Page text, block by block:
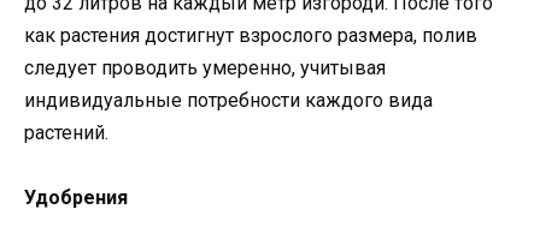
как растения достигнут взрослого размера, полив
следует проводить умеренно, учитывая
индивидуальные потребности каждого вида
растений.
Удобрения